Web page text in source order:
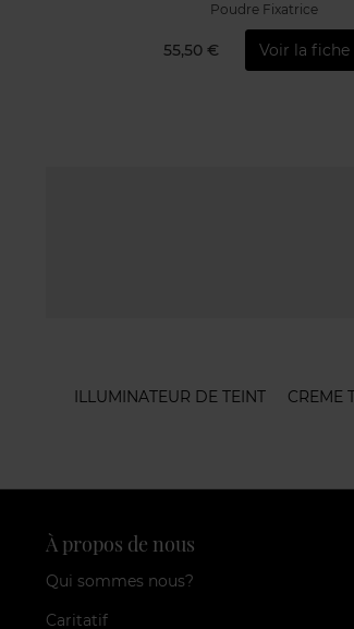
Poudre Fixatrice
55,50 € Voir la fiche
ILLUMINATEUR DE TEINT CREME
À propos de nous
Qui sommes nous?
Caritatif